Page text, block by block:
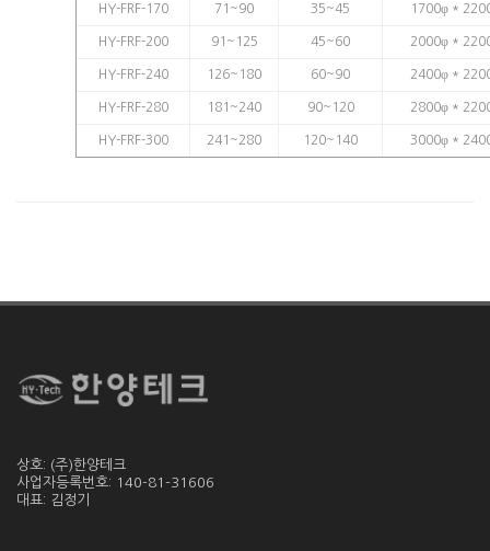
HY-FRF-170 71~90 35~45 1700φ *
HY-FRF-200 91~125 45~60 2000φ *
HY-FRF-240 126~180 60~90 2400φ *
HY-FRF-280 181~240 90~120 2800φ *
HY-FRF-300 241~280 120~140 3000φ *
상호: (주)한양테크
사업자등록번호: 140-81-31606
대표: 김정기